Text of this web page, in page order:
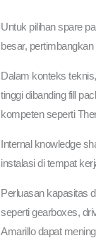
Untuk pilihan spare
besar, pertimbangkan
Dalam konteks
tinggi dibanding fill
kompeten seperti
Internal knowledge
instalasi di tempat
Perluasan kapasitas
seperti gearboxes,
Amarillo dapat